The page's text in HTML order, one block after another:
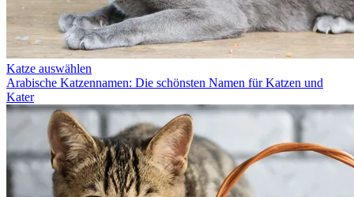
Katze auswählen
Arabische Katzennamen: Die schönsten Namen für Katzen und
Kater